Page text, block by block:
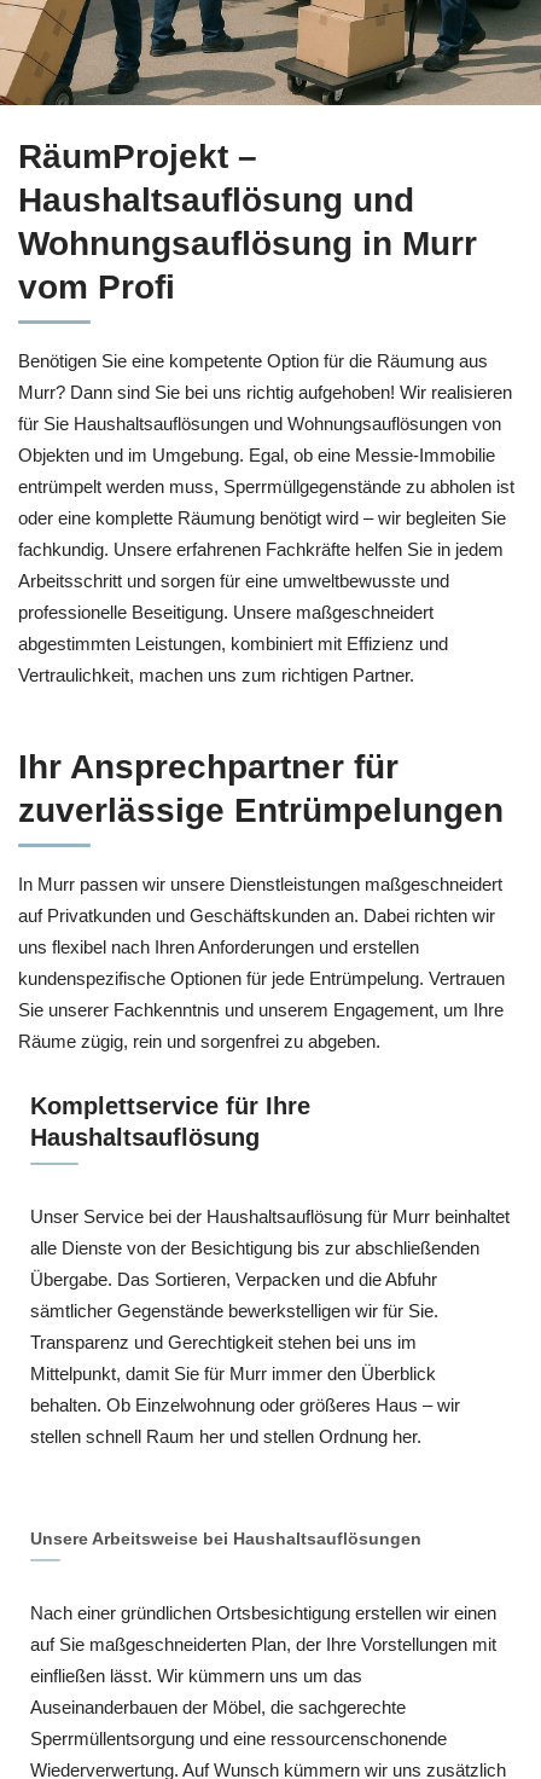
RäumProjekt –
Haushaltsauflösung und
Wohnungsauflösung in Murr
vom Profi
Benötigen Sie eine kompetente Option für die Räumung aus
Murr? Dann sind Sie bei uns richtig aufgehoben! Wir realisieren
für Sie Haushaltsauflösungen und Wohnungsauflösungen von
Objekten und im Umgebung. Egal, ob eine Messie-Immobilie
entrümpelt werden muss, Sperrmüllgegenstände zu abholen ist
oder eine komplette Räumung benötigt wird – wir begleiten Sie
fachkundig. Unsere erfahrenen Fachkräfte helfen Sie in jedem
Arbeitsschritt und sorgen für eine umweltbewusste und
professionelle Beseitigung. Unsere maßgeschneidert
abgestimmten Leistungen, kombiniert mit Effizienz und
Vertraulichkeit, machen uns zum richtigen Partner.
Ihr Ansprechpartner für
zuverlässige Entrümpelungen
In Murr passen wir unsere Dienstleistungen maßgeschneidert
auf Privatkunden und Geschäftskunden an. Dabei richten wir
uns flexibel nach Ihren Anforderungen und erstellen
kundenspezifische Optionen für jede Entrümpelung. Vertrauen
Sie unserer Fachkenntnis und unserem Engagement, um Ihre
Räume zügig, rein und sorgenfrei zu abgeben.
Komplettservice für Ihre
Haushaltsauflösung
Unser Service bei der Haushaltsauflösung für Murr beinhaltet
alle Dienste von der Besichtigung bis zur abschließenden
Übergabe. Das Sortieren, Verpacken und die Abfuhr
sämtlicher Gegenstände bewerkstelligen wir für Sie.
Transparenz und Gerechtigkeit stehen bei uns im
Mittelpunkt, damit Sie für Murr immer den Überblick
behalten. Ob Einzelwohnung oder größeres Haus – wir
stellen schnell Raum her und stellen Ordnung her.
Unsere Arbeitsweise bei Haushaltsauflösungen
Nach einer gründlichen Ortsbesichtigung erstellen wir einen
auf Sie maßgeschneiderten Plan, der Ihre Vorstellungen mit
einfließen lässt. Wir kümmern uns um das
Auseinanderbauen der Möbel, die sachgerechte
Sperrmüllentsorgung und eine ressourcenschonende
Wiederverwertung. Auf Wunsch kümmern wir uns zusätzlich